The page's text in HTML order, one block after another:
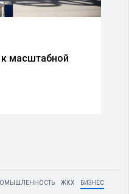
движение на
ЖКХ БИЗНЕС